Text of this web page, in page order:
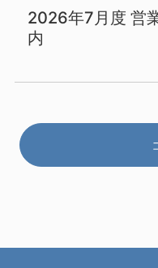
2026年7月度 営
内